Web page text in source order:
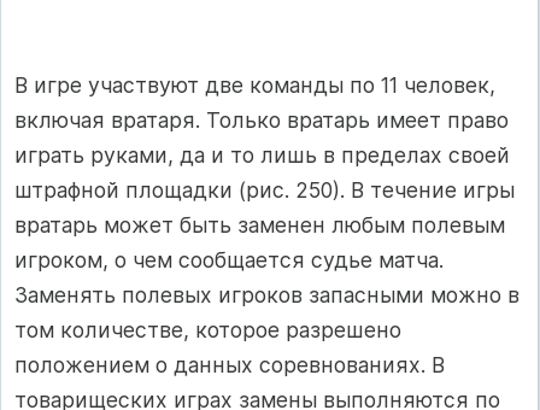
В игре участвуют две команды по 11 человек,
включая вратаря. Только вратарь имеет право
играть руками, да и то лишь в пределах своей
штрафной площадки (рис. 250). В течение игры
вратарь может быть заменен любым полевым
игроком, о чем сообщается судье матча.
Заменять полевых игроков запасными можно в
том количестве, которое разрешено
положением о данных соревновани­ях. В
товарищеских играх замены выполняются по